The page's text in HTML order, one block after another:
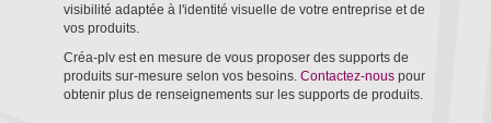
visibilité adaptée à l'identité visuelle de votre entreprise et de
vos produits.
Créa-plv est en mesure de vous proposer des supports de
produits sur-mesure selon vos besoins.Contactez-nous pour
obtenir plus de renseignements sur les supports de produits.